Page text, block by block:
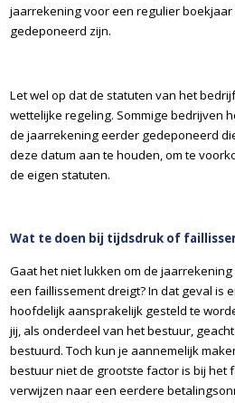
jaarrekening voor een regulier boekjaar
gedeponeerd zijn.
Let wel op dat de statuten van het
wettelijke regeling. Sommige bedrijven
de jaarrekening eerder gedeponeerd
deze datum aan te houden, om te
de eigen statuten.
Wat te doen bij tijdsdruk of
Gaat het niet lukken om de
een faillissement dreigt? In dat geval is
hoofdelijk aansprakelijk gesteld te
jij, als onderdeel van het bestuur,
bestuurd. Toch kun je aannemelijk
bestuur niet de grootste factor is bij het
verwijzen naar een eerdere